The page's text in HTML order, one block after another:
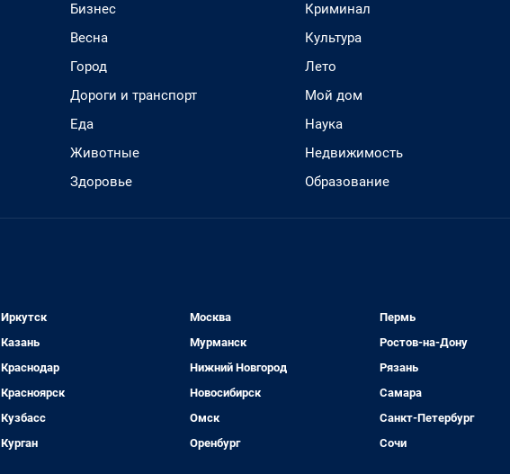
Бизнес
Весна
Город
Дороги и транспорт
Еда
Животные
Здоровье
Криминал
Культура
Лето
Мой дом
Наука
Недвижимость
Образование
Иркутск
Казань
Краснодар
Красноярск
Кузбасс
Курган
Москва
Мурманск
Нижний Новгород
Новосибирск
Омск
Оренбург
Пермь
Ростов-на-Дону
Рязань
Самара
Санкт-Петербург
Сочи